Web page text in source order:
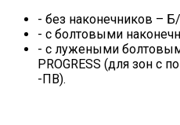
- без наконечников –
- с болтовыми
- с лужеными
PROGRESS (для зон с
-ПВ).